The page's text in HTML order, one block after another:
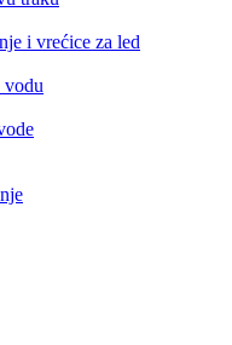
i vrećice za led
vodu